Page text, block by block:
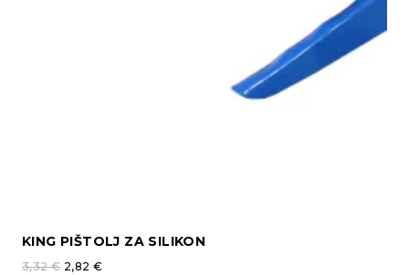
KING PIŠTOLJ ZA SILIKON
3,32€ 2,82 €